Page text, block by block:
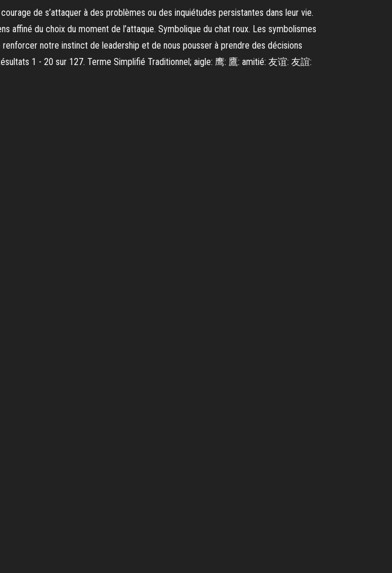
de s’attaquer à des problèmes ou des inquiétudes persistantes dans leur vie.
affiné du choix du moment de l’attaque. Symbolique du chat roux. Les symbolismes
notre instinct de leadership et de nous pousser à prendre des décisions
1 - 20 sur 127. Terme Simplifié Traditionnel; aigle: 鹰: 鷹: amitié: 友谊: 友誼: